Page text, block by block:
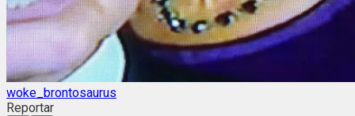
woke_brontosaurus
Reportar